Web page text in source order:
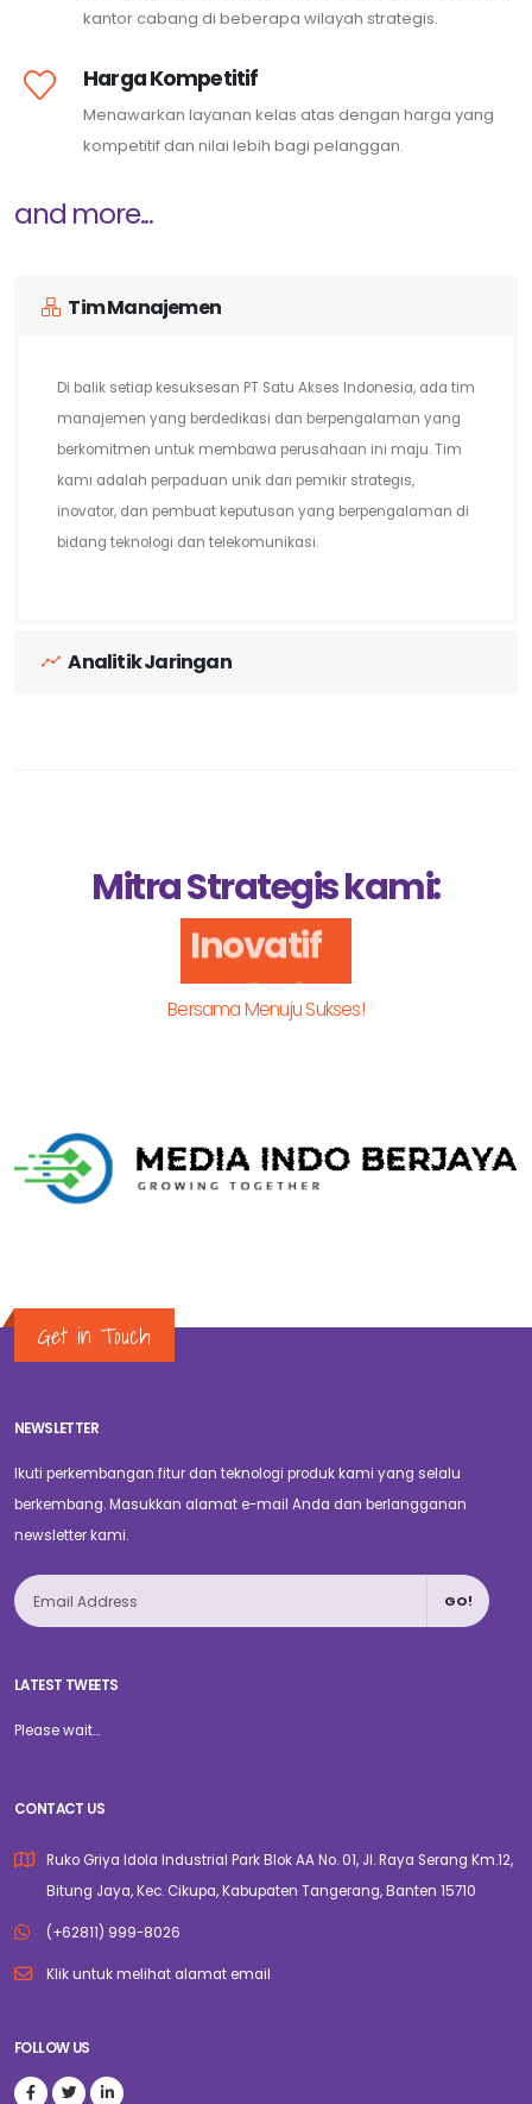
kantor cabang di beberapa wilayah strategis.
Harga Kompetitif
Menawarkan layanan kelas atas dengan harga yang
kompetitif dan nilai lebih bagi pelanggan.
and more...
Tim Manajemen
Di balik setiap kesuksesan PT Satu Akses Indonesia, ada tim
manajemen yang berdedikasi dan berpengalaman yang
berkomitmen untuk membawa perusahaan ini maju. Tim
kami adalah perpaduan unik dari pemikir strategis,
inovator, dan pembuat keputusan yang berpengalaman di
bidang teknologi dan telekomunikasi.
Analitik Jaringan
Mitra Strategis kami:
Inovatif
Bersama Menuju Sukses!
Get in Touch
NEWSLETTER
Ikuti perkembangan fitur dan teknologi produk kami yang selalu
berkembang. Masukkan alamat e-mail Anda dan berlangganan
newsletter kami.
GO!
LATEST TWEETS
Please wait...
CONTACT US
Ruko Griya Idola Industrial Park Blok AA No. 01, Jl. Raya Serang Km.12,
Bitung Jaya, Kec. Cikupa, Kabupaten Tangerang, Banten 15710
(+62811) 999-8026
Klik untuk melihat alamat email
FOLLOW US